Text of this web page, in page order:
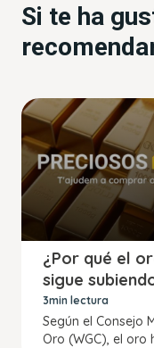
Si te ha
¿Por qué el
sigue
precio?
3min lectura
Según el Consejo
Oro (WGC), el oro